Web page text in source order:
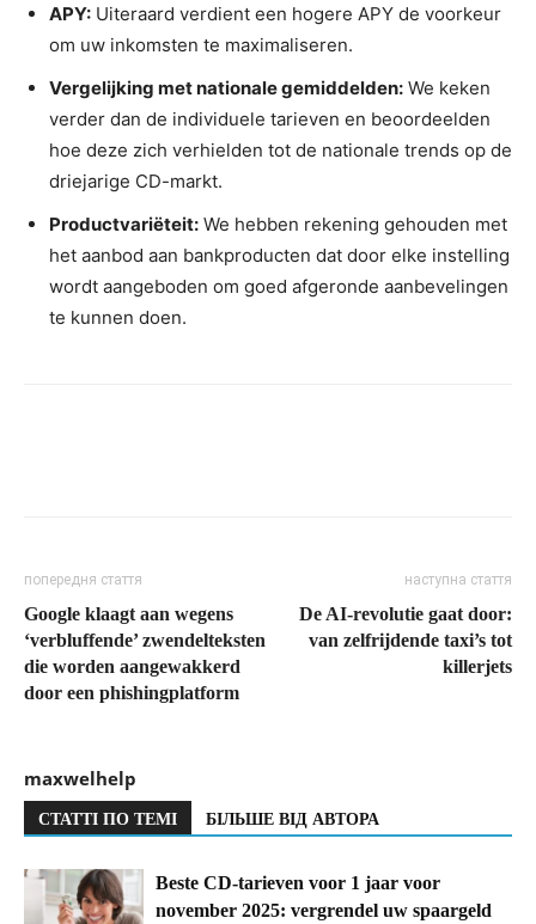
APY: Uiteraard verdient een hogere APY de voorkeur
om uw inkomsten te maximaliseren.
Vergelijking met nationale gemiddelden: We keken
verder dan de individuele tarieven en beoordeelden
hoe deze zich verhielden tot de nationale trends op de
driejarige CD-markt.
Productvariëteit: We hebben rekening gehouden met
het aanbod aan bankproducten dat door elke instelling
wordt aangeboden om goed afgeronde aanbevelingen
te kunnen doen.
попередня стаття
Google klaagt aan wegens
‘verbluffende’ zwendelteksten
die worden aangewakkerd
door een phishingplatform
наступна стаття
De AI-revolutie gaat door:
van zelfrijdende taxi’s tot
killerjets
maxwelhelp
СТАТТІ ПО ТЕМІ БІЛЬШЕ ВІД АВТОРА
Beste CD-tarieven voor 1 jaar voor
november 2025: vergrendel uw spaargeld